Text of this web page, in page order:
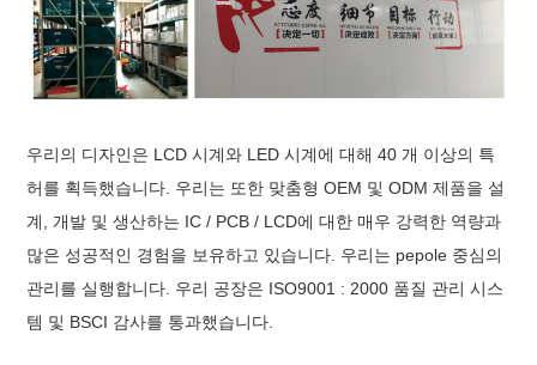
우리의 디자인은 LCD 시계와 LED 시계에 대해 40 개 이상의 특
허를 획득했습니다. 우리는 또한 맞춤형 OEM 및 ODM 제품을 설
계, 개발 및 생산하는 IC / PCB / LCD에 대한 매우 강력한 역량과
많은 성공적인 경험을 보유하고 있습니다. 우리는 pepole 중심의
관리를 실행합니다. 우리 공장은 ISO9001 : 2000 품질 관리 시스
템 및 BSCI 감사를 통과했습니다.